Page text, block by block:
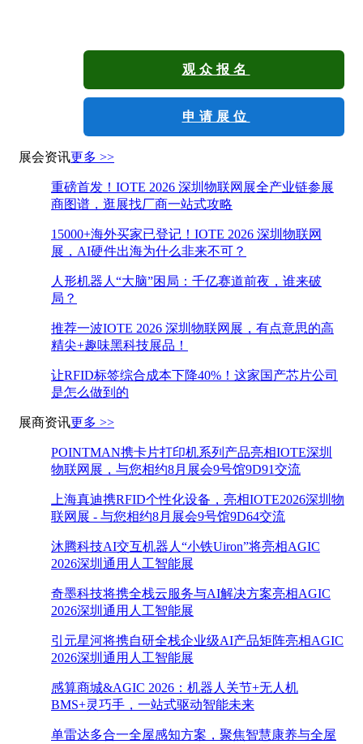
观众报名
申请展位
展会资讯更多 >>
重磅首发！IOTE 2026 深圳物联网展全产业链参展
商图谱，逛展找厂商一站式攻略
15000+海外买家已登记！IOTE 2026 深圳物联网
展，AI硬件出海为什么非来不可？
人形机器人“大脑”困局：千亿赛道前夜，谁来破
局？
推荐一波IOTE 2026 深圳物联网展，有点意思的高
精尖+趣味黑科技展品！
让RFID标签综合成本下降40%！这家国产芯片公司
是怎么做到的
展商资讯更多 >>
POINTMAN携卡片打印机系列产品亮相IOTE深圳
物联网展，与您相约8月展会9号馆9D91交流
上海真迪携RFID个性化设备，亮相IOTE2026深圳物
联网展 - 与您相约8月展会9号馆9D64交流
沐腾科技AI交互机器人“小铁Uiron”将亮相AGIC
2026深圳通用人工智能展
奇墨科技将携全栈云服务与AI解决方案亮相AGIC
2026深圳通用人工智能展
引元星河将携自研全栈企业级AI产品矩阵亮相AGIC
2026深圳通用人工智能展
感算商城&AGIC 2026：机器人关节+无人机
BMS+灵巧手，一站式驱动智能未来
单雷达多合一全屋感知方案，聚焦智慧康养与全屋